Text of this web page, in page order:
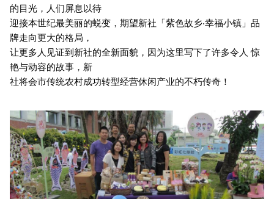
的目光，人们屏息以待
迎接本世纪最美丽的蜕变，期望新社「紫色故乡‧幸福小镇」品
牌走向更大的格局，
让更多人见证到新社的全新面貌，因为这里写下了许多令人 惊
艳与动容的故事，新
社将会市传统农村成功转型经营休闲产业的不朽传奇！